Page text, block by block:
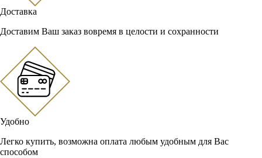
Доставка
Доставим Ваш заказ вовремя в целости и сохранности
Удобно
Легко купить, возможна оплата любым удобным для Вас
способом